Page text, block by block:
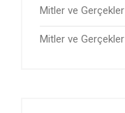
Mitler ve Gerçekler
Mitler ve Gerçekler